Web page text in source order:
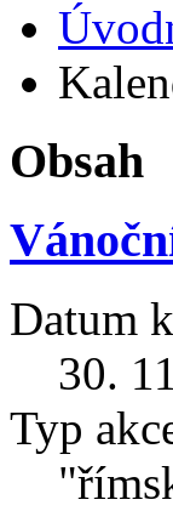
Obsah
Datum
30.
Typ